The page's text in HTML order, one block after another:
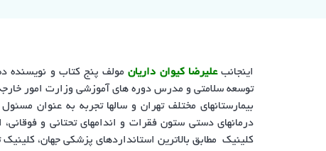
اینجانبعلیرضا کیوان داریانمولف پنج کتاب و نویسنده
بیمارستانهای مختلف تهران و سالها تجربه به عنوان
درمانهای دستی ستون فقرات و اندامهای تحتانی و
کلینیک مطابق بالاترین استانداردهای پزشکی جهان،